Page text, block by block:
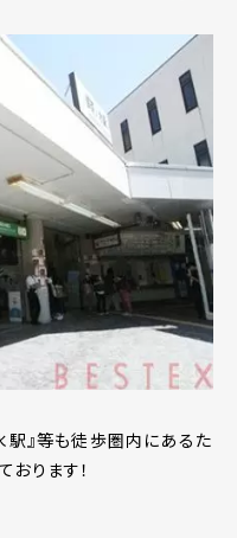
駅』等も徒歩圏内にあるた
ります！